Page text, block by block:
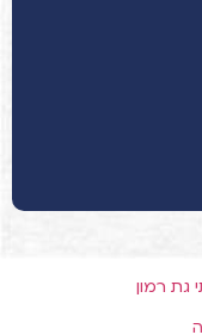
גת רמון